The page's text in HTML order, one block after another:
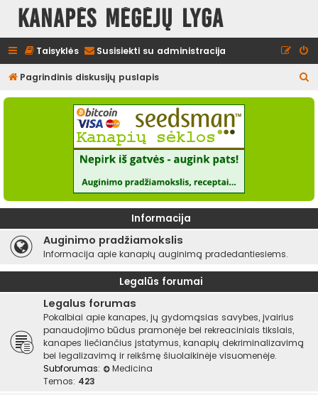
Kanapės mėgėjų lyga
Taisyklės Susisiekti su administracija
Pagrindinis diskusijų puslapis
e
Informacija
Auginimo pradžiamokslis
Informacija apie kanapių auginimą pradedantiesiems.
Legalūs forumai
Legalus forumas
Pokalbiai apie kanapes, jų gydomąsias savybes, įvairius
panaudojimo būdus pramonėje bei rekreaciniais tikslais,
kanapes liečiančius įstatymus, kanapių dekriminalizavimą
bei legalizavimą ir reikšmę šiuolaikinėje visuomenėje.
Subforumas:
Medicina
Temos: 423